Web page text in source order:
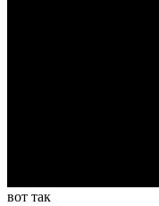
вот так